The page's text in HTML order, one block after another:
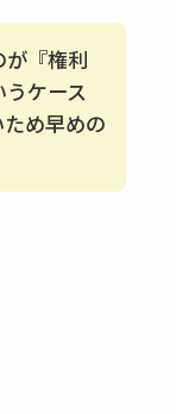
が『権利
ケース
め早めの